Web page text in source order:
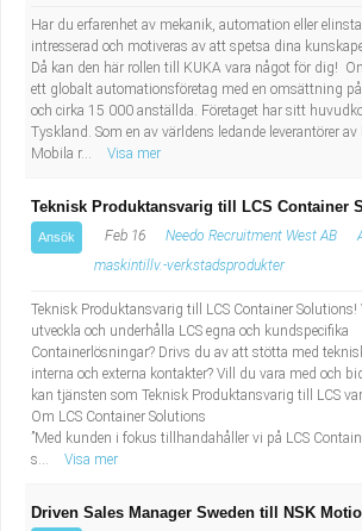
Har du erfarenhet av mekanik, automation eller
intresserad och motiveras av att spetsa dina
Då kan den här rollen till KUKA vara något för dig!
ett globalt automationsföretag med en omsättning
och cirka 15 000 anställda. Företaget har sitt
Tyskland. Som en av världens ledande leverantörer
Mobila r...
Visa mer
Teknisk Produktansvarig till LCS Container
Ansök Feb 16 Needo Recruitment West AB
maskintillv.-verkstadsprodukter
Teknisk Produktansvarig till LCS Container Solutions!
utveckla och underhålla LCS egna och kundspecifika
Containerlösningar? Drivs du av att stötta med
interna och externa kontakter? Vill du vara med och
kan tjänsten som Teknisk Produktansvarig till LCS
Om LCS Container Solutions
”Med kunden i fokus tillhandahåller vi på LCS
s...
Visa mer
Driven Sales Manager Sweden till NSK